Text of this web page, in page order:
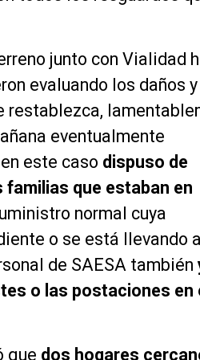
junto con Vialidad
evaluando los daños
restablezca,
eventualmente
este caso dispuso de
que estaban en
normal cuya
o se está llevando
de SAESA también
o las postaciones en
que dos hogares